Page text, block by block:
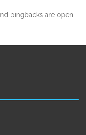
pingbacks are open.